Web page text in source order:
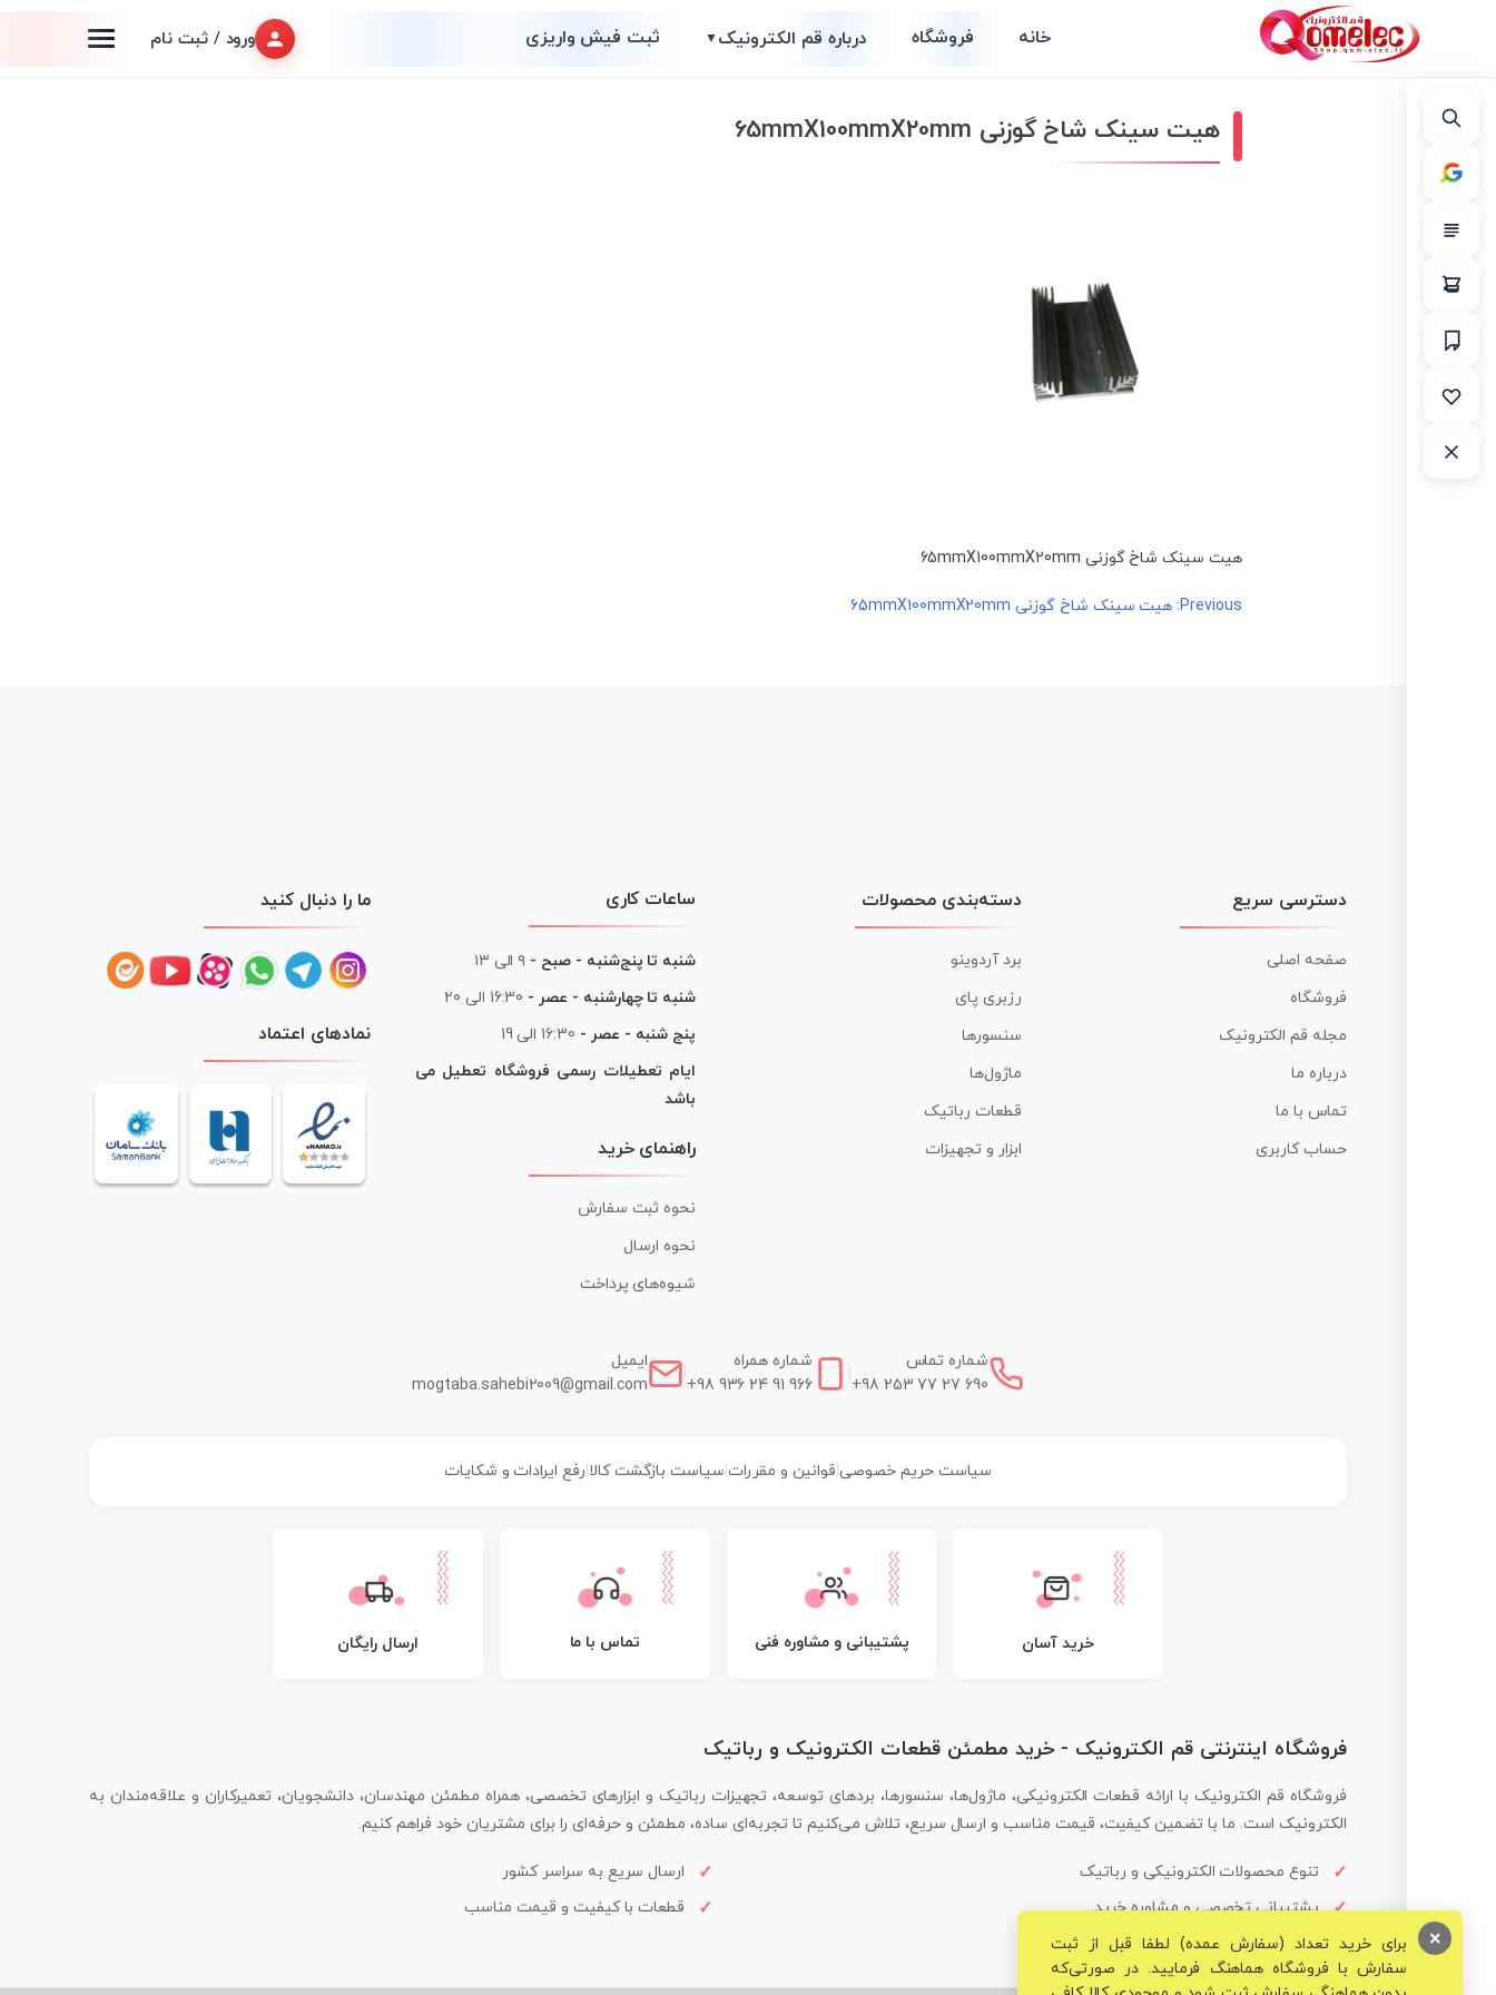
خانه فروشگاه درباره قم الکترونیک▼ ثبت فیش واریزی ورود / ثبت نام
هیت سینک شاخ گوزنی 65mmX100mmX20mm
هیت سینک شاخ گوزنی 65mmX100mmX20mm
راهبری
Previous: هیت سینک شاخ گوزنی 65mmX100mmX20mm
دسترسی سریع
صفحه اصلی
فروشگاه
مجله قم الکترونیک
درباره ما
تماس با ما
حساب کاربری
دسته‌بندی محصولات
برد آردوینو
رزبری پای
سنسورها
ماژول‌ها
قطعات رباتیک
ابزار و تجهیزات
ساعات کاری
شنبه تا پنج‌شنبه - صبح - ۹ الی ۱۳
شنبه تا چهارشنبه - عصر - 16:30 الی 20
پنج شنبه - عصر - 16:30 الی 19
ایام تعطیلات رسمی فروشگاه تعطیل می
باشد
راهنمای خرید
نحوه ثبت سفارش
نحوه ارسال
شیوه‌های پرداخت
ما را دنبال کنید
نمادهای اعتماد
شماره تماس
+98 253 77 27 690
شماره همراه
+98 936 24 91 966
ایمیل
mogtaba.sahebi2009@gmail.com
سیاست حریم خصوصی| قوانین و مقررات سیاست بازگشت کالا رفع ایرادات و شکایات
خرید آسان پشتیبانی و مشاوره فنی تماس با ما ارسال رایگان
فروشگاه اینترنتی قم الکترونیک - خرید مطمئن قطعات الکترونیک و رباتیک
فروشگاه قم الکترونیک با ارائه قطعات الکترونیکی، ماژول‌ها، سنسورها، بردهای توسعه، تجهیزات رباتیک و ابزارهای تخصصی، همراه مطمئن مهندسان، دانشجویان، تعمیرکاران و علاقه‌مندان به
الکترونیک است. ما با تضمین کیفیت، قیمت مناسب و ارسال سریع، تلاش می‌کنیم تا تجربه‌ای ساده، مطمئن و حرفه‌ای را برای مشتریان خود فراهم کنیم.
تنوع محصولات الکترونیکی و رباتیک
ارسال سریع به سراسر کشور
پشتیبانی تخصصی و مشاوره خرید
قطعات با کیفیت و قیمت مناسب
برای خرید تعداد (سفارش عمده) لطفا قبل از ثبت
سفارش با فروشگاه هماهنگ فرمایید. در صورتی‌که
×